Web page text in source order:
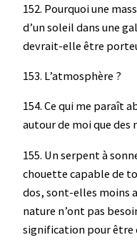
152. Pourquoi une
d’un soleil dans une
devrait-elle être
153. L’atmosphère ?
154. Ce qui me paraît
autour de moi que des
155. Un serpent à
chouette capable de
dos, sont-elles moins
nature n’ont pas
signification pour être